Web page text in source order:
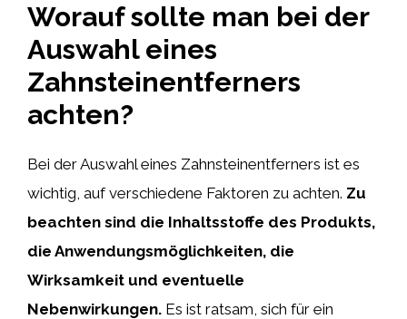
Worauf sollte man bei der
Auswahl eines
Zahnsteinentferners
achten?
Bei der Auswahl eines Zahnsteinentferners ist es
wichtig, auf verschiedene Faktoren zu achten. Zu
beachten sind die Inhaltsstoffe des Produkts,
die Anwendungsmöglichkeiten, die
Wirksamkeit und eventuelle
Nebenwirkungen. Es ist ratsam, sich für ein